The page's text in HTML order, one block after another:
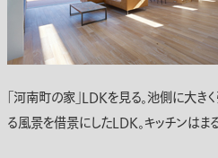
「河南町の家」LDKを見る。池側に大き
る風景を借景にしたLDK。キッチンは